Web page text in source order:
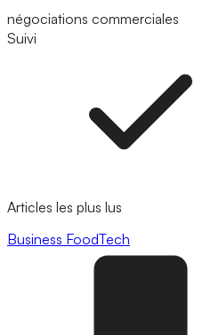
négociations commerciales
Suivi
Articles les plus lus
Business FoodTech